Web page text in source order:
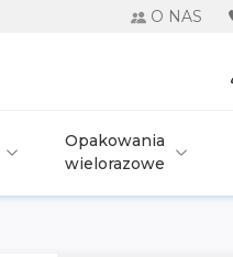
O NAS
Opakowania
wielorazowe